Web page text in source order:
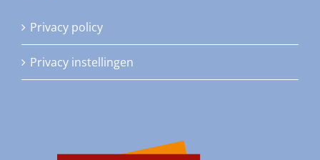
Privacy policy
Privacy instellingen